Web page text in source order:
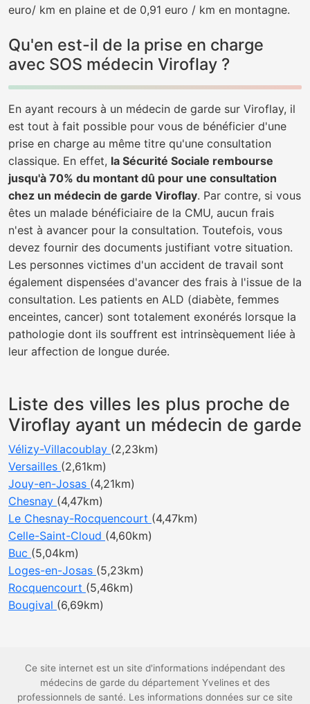
euro/ km en plaine et de 0,91 euro / km en montagne.
Qu'en est-il de la prise en charge
avec SOS médecin Viroflay ?
En ayant recours à un médecin de garde sur Viroflay, il
est tout à fait possible pour vous de bénéficier d'une
prise en charge au même titre qu'une consultation
classique. En effet, la Sécurité Sociale rembourse
jusqu'à 70% du montant dû pour une consultation
chez un médecin de garde Viroflay. Par contre, si vous
êtes un malade bénéficiaire de la CMU, aucun frais
n'est à avancer pour la consultation. Toutefois, vous
devez fournir des documents justifiant votre situation.
Les personnes victimes d'un accident de travail sont
également dispensées d'avancer des frais à l'issue de la
consultation. Les patients en ALD (diabète, femmes
enceintes, cancer) sont totalement exonérés lorsque la
pathologie dont ils souffrent est intrinsèquement liée à
leur affection de longue durée.
Liste des villes les plus proche de
Viroflay ayant un médecin de garde
Vélizy-Villacoublay (2,23km)
Versailles (2,61km)
Jouy-en-Josas (4,21km)
Chesnay (4,47km)
Le Chesnay-Rocquencourt (4,47km)
Celle-Saint-Cloud (4,60km)
Buc (5,04km)
Loges-en-Josas (5,23km)
Rocquencourt (5,46km)
Bougival (6,69km)
Ce site internet est un site d'informations indépendant des
médecins de garde du département Yvelines et des
professionnels de santé. Les informations données sur ce site